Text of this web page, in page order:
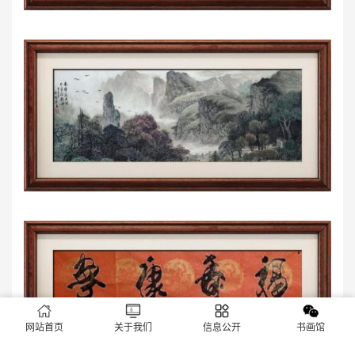
网站首页 关于我们 信息公开 书画馆